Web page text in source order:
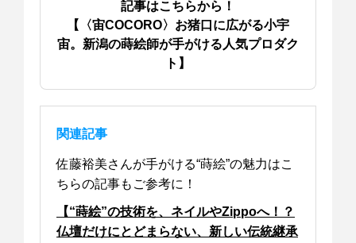
記事はこちらから！
【〈宙COCORO〉 お猪口に広がる小宇
宙。新潟の蒔絵師が手がける人気プロダク
ト】
関連記事
佐藤裕美さんが手がける“蒔絵”の魅力はこ
ちらの記事もご参考に！
【“蒔絵”の技術を、ネイルやZippoへ！？
仏壇だけにとどまらない、新しい伝統継承